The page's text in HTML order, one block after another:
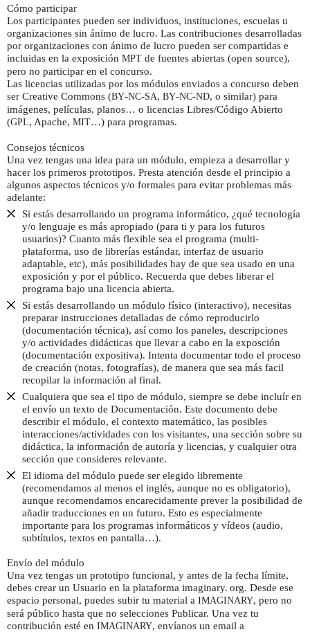
Cómo participar
Los participantes pueden ser individuos, instituciones, escuelas u
organizaciones sin ánimo de lucro. Las contribuciones desarrolladas
por organizaciones con ánimo de lucro pueden ser compartidas e
incluidas en la exposición MPT de fuentes abiertas (open source),
pero no participar en el concurso.
Las licencias utilizadas por los módulos enviados a concurso deben
ser Creative Commons (BY-NC-SA, BY-NC-ND, o similar) para
imágenes, películas, planos… o licencias Libres/Código Abierto
(GPL, Apache, MIT…) para programas.
Consejos técnicos
Una vez tengas una idea para un módulo, empieza a desarrollar y
hacer los primeros prototipos. Presta atención desde el principio a
algunos aspectos técnicos y/o formales para evitar problemas más
adelante:
Si estás desarrollando un programa informático, ¿qué tecnología
y/o lenguaje es más apropiado (para ti y para los futuros
usuarios)? Cuanto más flexible sea el programa (multi-
plataforma, uso de librerías estándar, interfaz de usuario
adaptable, etc), más posibilidades hay de que sea usado en una
exposición y por el público. Recuerda que debes liberar el
programa bajo una licencia abierta.
Si estás desarrollando un módulo físico (interactivo), necesitas
preparar instrucciones detalladas de cómo reproducirlo
(documentación técnica), así como los paneles, descripciones
y/o actividades didácticas que llevar a cabo en la exposción
(documentación expositiva). Intenta documentar todo el proceso
de creación (notas, fotografías), de manera que sea más facil
recopilar la información al final.
Cualquiera que sea el tipo de módulo, siempre se debe incluír en
el envío un texto de Documentación. Este documento debe
describir el módulo, el contexto matemático, las posibles
interacciones/actividades con los visitantes, una sección sobre su
didáctica, la información de autoría y licencias, y cualquier otra
sección que consideres relevante.
El idioma del módulo puede ser elegido libremente
(recomendamos al menos el inglés, aunque no es obligatorio),
aunque recomendamos encarecidamente prever la posibilidad de
añadir traducciones en un futuro. Esto es especialmente
importante para los programas informáticos y vídeos (audio,
subtítulos, textos en pantalla…).
Envío del módulo
Una vez tengas un prototipo funcional, y antes de la fecha límite,
debes crear un Usuario en la plataforma imaginary. org. Desde ese
espacio personal, puedes subir tu material a IMAGINARY, pero no
será público hasta que no selecciones Publicar. Una vez tu
contribución esté en IMAGINARY, envíanos un email a